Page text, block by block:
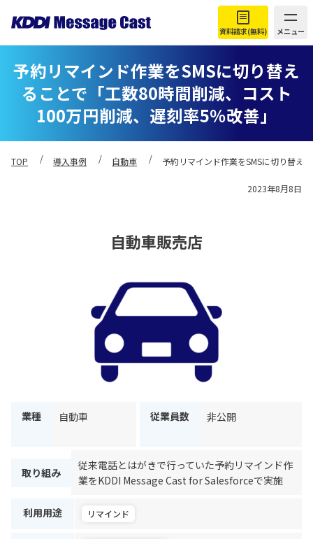
資料請求(無料) メニュー
予約リマインド作業をSMSに切り替え
ることで「工数80時間削減、コスト
100万円削減、遅刻率5％改善」
TOP 導入事例 自動車 予約リマインド作業をSMSに切り替え
2023年8月8日
自動車販売店
業種 自動車 従業員数 非公開
取り組み
従来電話とはがきで行っていた予約リマインド作
業をKDDI Message Cast for Salesforceで実施
利用用途 リマインド